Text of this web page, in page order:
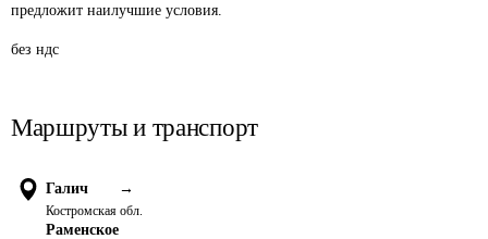
предложит наилучшие условия.
без ндс
Маршруты и транспорт
Галич →
Костромская обл.
Раменское